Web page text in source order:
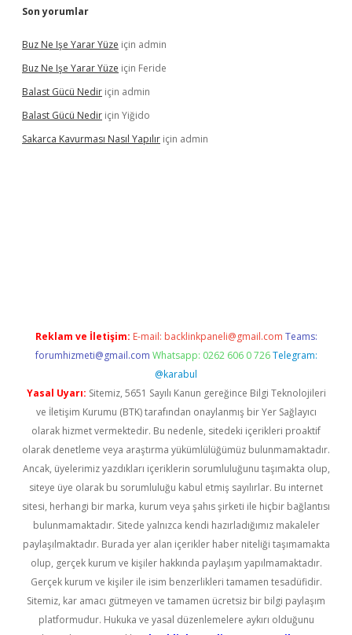
Son yorumlar
Buz Ne Işe Yarar Yüze için admin
Buz Ne Işe Yarar Yüze için Feride
Balast Gücü Nedir için admin
Balast Gücü Nedir için Yiğido
Sakarca Kavurması Nasıl Yapılır için admin
Reklam ve İletişim: E-mail: backlinkpaneli@gmail.com Teams:
forumhizmeti@gmail.com Whatsapp: 0262 606 0 726 Telegram:
@karabul
Yasal Uyarı: Sitemiz, 5651 Sayılı Kanun gereğince Bilgi Teknolojileri
ve İletişim Kurumu (BTK) tarafından onaylanmış bir Yer Sağlayıcı
olarak hizmet vermektedir. Bu nedenle, sitedeki içerikleri proaktif
olarak denetleme veya araştırma yükümlülüğümüz bulunmamaktadır.
Ancak, üyelerimiz yazdıkları içeriklerin sorumluluğunu taşımakta olup,
siteye üye olarak bu sorumluluğu kabul etmiş sayılırlar. Bu internet
sitesi, herhangi bir marka, kurum veya şahıs şirketi ile hiçbir bağlantısı
bulunmamaktadır. Sitede yalnızca kendi hazırladığımız makaleler
paylaşılmaktadır. Burada yer alan içerikler haber niteliği taşımamakta
olup, gerçek kurum ve kişiler hakkında paylaşım yapılmamaktadır.
Gerçek kurum ve kişiler ile isim benzerlikleri tamamen tesadüfidir.
Sitemiz, kar amacı gütmeyen ve tamamen ücretsiz bir bilgi paylaşım
platformudur. Hukuka ve yasal düzenlemelere aykırı olduğunu